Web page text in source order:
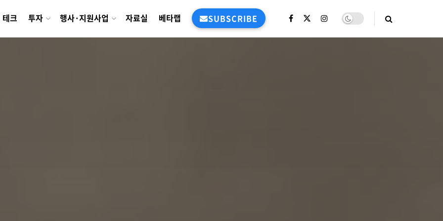
테크 투자 행사·지원사업 자료실 베타랩 SUBSCRIBE